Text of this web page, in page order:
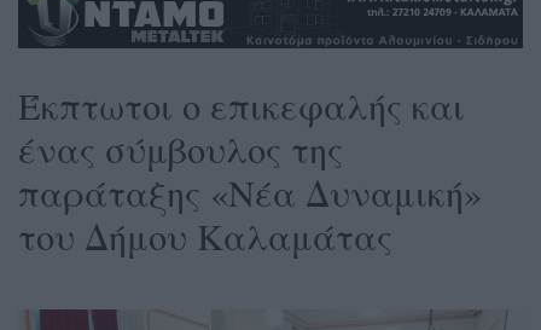
Έκπτωτοι ο επικεφαλής και
ένας σύμβουλος της
παράταξης «Νέα Δυναμική»
του Δήμου Καλαμάτας